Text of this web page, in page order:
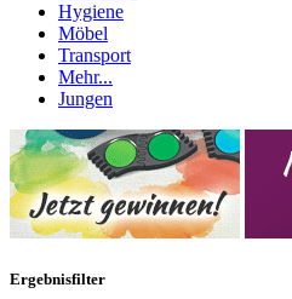
Hygiene
Möbel
Transport
Mehr...
Jungen
Ergebnisfilter